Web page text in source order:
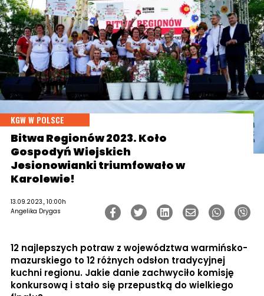
KGW W POLSCE
Bitwa Regionów 2023. Koło
Gospodyń Wiejskich
Jesionowianki triumfowało w
Karolewie!
13.09.2023., 10:00h
Angelika Drygas
12 najlepszych potraw z województwa warmińsko-
mazurskiego to 12 różnych odsłon tradycyjnej
kuchni regionu. Jakie danie zachwyciło komisję
konkursową i stało się przepustką do wielkiego